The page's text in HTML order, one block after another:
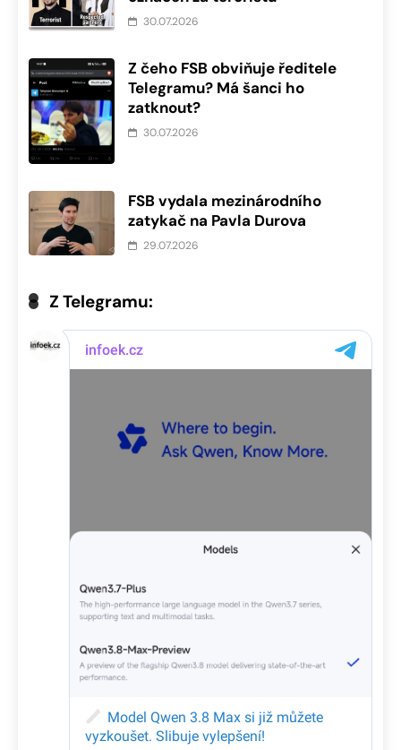
30.07.2026
Z čeho FSB obviňuje ředitele
Telegramu? Má šanci ho
zatknout?
30.07.2026
FSB vydala mezinárodního
zatykač na Pavla Durova
29.07.2026
Z Telegramu: